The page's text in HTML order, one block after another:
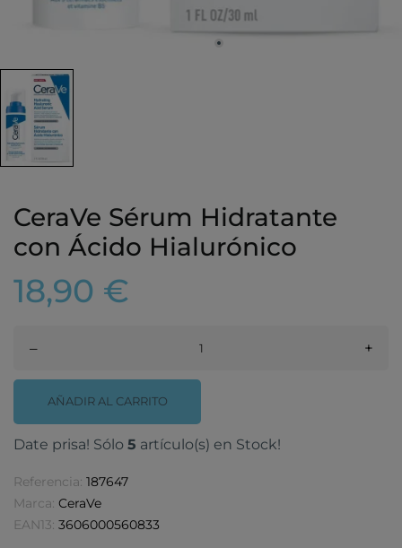
CeraVe Sérum Hidratante
con Ácido Hialurónico
18,90 €
– +
AÑADIR AL CARRITO
Date prisa! Sólo 5 artículo(s) en Stock!
Referencia: 187647
Marca: CeraVe
EAN13: 3606000560833